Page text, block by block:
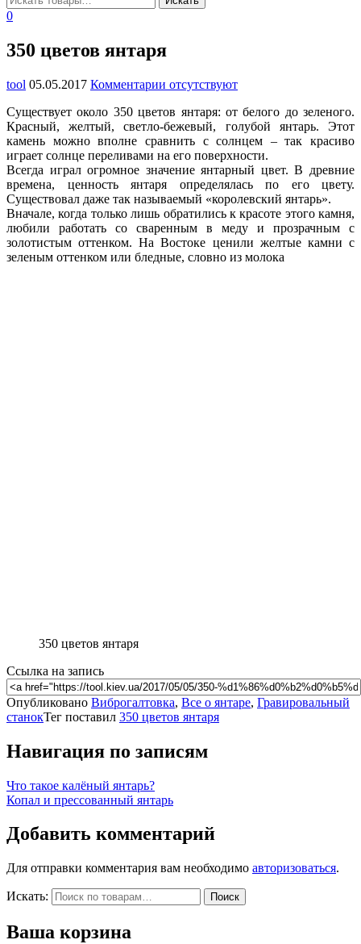
0
350 цветов янтаря
tool 05.05.2017 Комментарии отсутствуют
Существует около 350 цветов янтаря: от белого до зеленого.
Красный, желтый, светло-бежевый, голубой янтарь. Этот
камень можно вполне сравнить с солнцем – так красиво
играет солнце переливами на его поверхности.
Всегда играл огромное значение янтарный цвет. В древние
времена, ценность янтаря определялась по его цвету.
Существовал даже так называемый «королевский янтарь».
Вначале, когда только лишь обратились к красоте этого камня,
любили работать со сваренным в меду и прозрачным с
золотистым оттенком. На Востоке ценили желтые камни с
зеленым оттенком или бледные, словно из молока
350 цветов янтаря
Ссылка на запись
Опубликовано Виброгалтовка, Все о янтаре, Гравировальный
станокТег поставил 350 цветов янтаря
Навигация по записям
Что такое калёный янтарь?
Копал и прессованный янтарь
Добавить комментарий
Для отправки комментария вам необходимо авторизоваться.
Искать: Поиск
Ваша корзина